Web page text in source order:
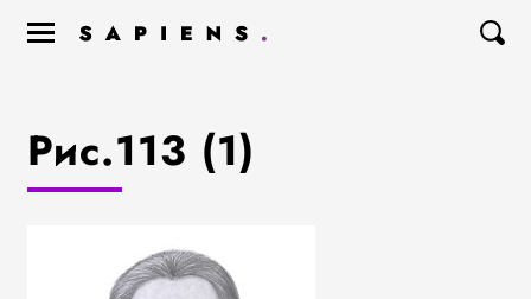
Рис.113 (1)